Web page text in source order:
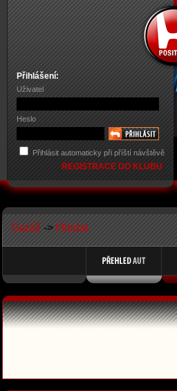
Přihlášení:
Uživatel
Heslo
Přihlásit automaticky při příští návštěvě
REGISTRACE DO KLUBU
Garáž -> Hledat